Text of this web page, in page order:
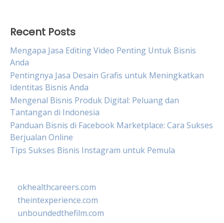
Recent Posts
Mengapa Jasa Editing Video Penting Untuk Bisnis
Anda
Pentingnya Jasa Desain Grafis untuk Meningkatkan
Identitas Bisnis Anda
Mengenal Bisnis Produk Digital: Peluang dan
Tantangan di Indonesia
Panduan Bisnis di Facebook Marketplace: Cara Sukses
Berjualan Online
Tips Sukses Bisnis Instagram untuk Pemula
okhealthcareers.com
theintexperience.com
unboundedthefilm.com